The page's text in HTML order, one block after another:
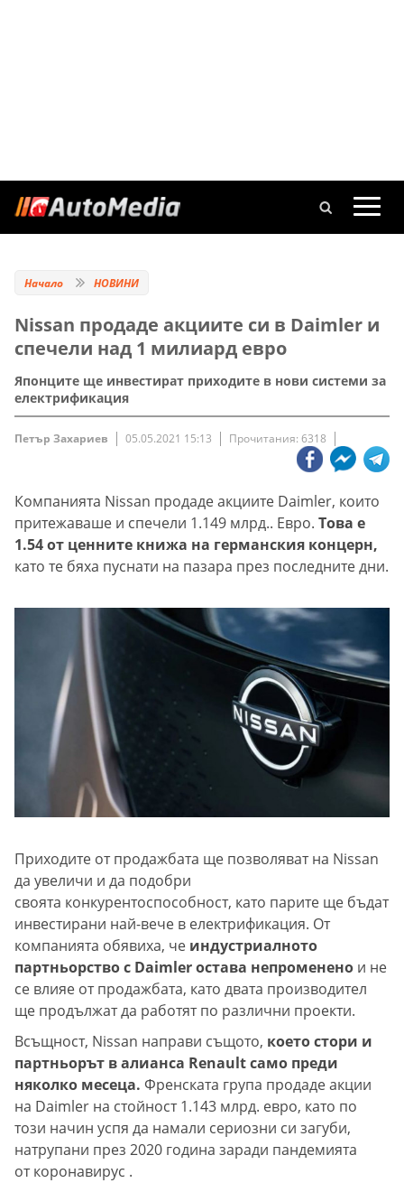
Начало НОВИНИ
Nissan продаде акциите си в Daimler и
спечели над 1 милиард евро
Японците ще инвестират приходите в нови системи за
електрификация
Петър Захариев 05.05.2021 15:13 Прочитания: 6318
Компанията Nissan продаде акциите Daimler, които
притежаваше и спечели 1.149 млрд.. Евро. Това е
1.54 от ценните книжа на германския концерн,
като те бяха пуснати на пазара през последните дни.
Приходите от продажбата ще позволяват на Nissan
да увеличи и да подобри
своята конкурентоспособност, като парите ще бъдат
инвестирани най-вече в електрификация. От
компанията обявиха, че индустриалното
партньорство с Daimler остава непроменено и не
се влияе от продажбата, като двата производител
ще продължат да работят по различни проекти.
Всъщност, Nissan направи същото, което стори и
партньорът в алианса Renault само преди
няколко месеца. Френската група продаде акции
на Daimler на стойност 1.143 млрд. евро, като по
този начин успя да намали сериозни си загуби,
натрупани през 2020 година заради пандемията
от коронавирус .